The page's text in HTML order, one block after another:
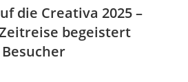
die Creativa 2025 –
begeistert
Besucher